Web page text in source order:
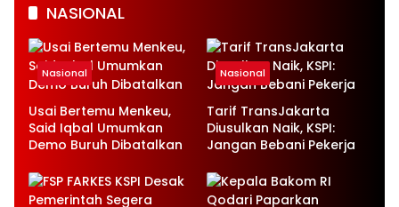
NASIONAL
Nasional
Usai Bertemu Menkeu,
Said Iqbal Umumkan
Demo Buruh Dibatalkan
Nasional
Tarif TransJakarta
Diusulkan Naik, KSPI:
Jangan Bebani Pekerja